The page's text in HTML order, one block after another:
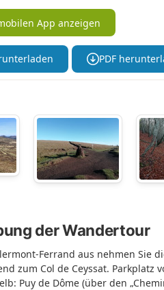
App anzeigen
PDF
der Wandertour
Ferrand aus nehmen Sie
zum Col de Ceyssat. Parkplatz
Puy de Dôme (über den